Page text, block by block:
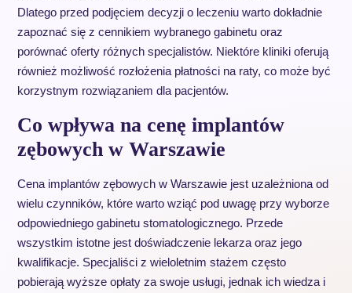
Dlatego przed podjęciem decyzji o leczeniu warto dokładnie
zapoznać się z cennikiem wybranego gabinetu oraz
porównać oferty różnych specjalistów. Niektóre kliniki oferują
również możliwość rozłożenia płatności na raty, co może być
korzystnym rozwiązaniem dla pacjentów.
Co wpływa na cenę implantów
zębowych w Warszawie
Cena implantów zębowych w Warszawie jest uzależniona od
wielu czynników, które warto wziąć pod uwagę przy wyborze
odpowiedniego gabinetu stomatologicznego. Przede
wszystkim istotne jest doświadczenie lekarza oraz jego
kwalifikacje. Specjaliści z wieloletnim stażem często
pobierają wyższe opłaty za swoje usługi, jednak ich wiedza i